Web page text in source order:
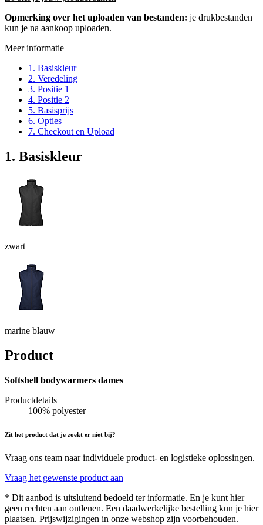
Opmerking over het uploaden van bestanden: je drukbestanden
kun je na aankoop uploaden.
Meer informatie
1. Basiskleur
2. Veredeling
3. Positie 1
4. Positie 2
5. Basisprijs
6. Opties
7. Checkout en Upload
1. Basiskleur
zwart
marine blauw
Product
Softshell bodywarmers dames
Productdetails
100% polyester
Zit het product dat je zoekt er niet bij?
Vraag ons team naar individuele product- en logistieke oplossingen.
Vraag het gewenste product aan
* Dit aanbod is uitsluitend bedoeld ter informatie. En je kunt hier
geen rechten aan ontlenen. Een daadwerkelijke bestelling kun je hier
plaatsen. Prijswijzigingen in onze webshop zijn voorbehouden.